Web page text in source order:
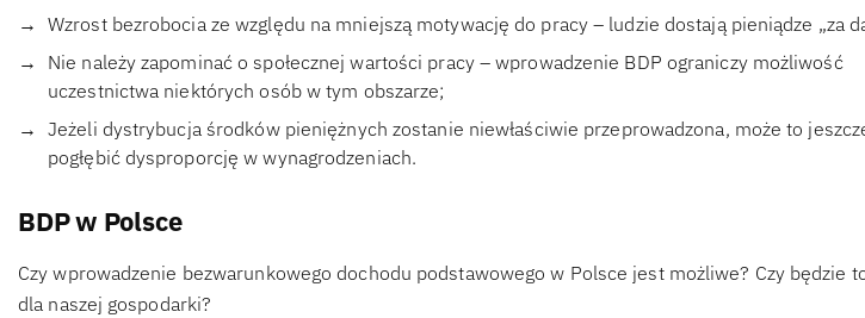
Wzrost bezrobocia ze względu na mniejszą motywację do pracy – ludzie dostają pieniądze „za
Nie należy zapominać o społecznej wartości pracy – wprowadzenie BDP ograniczy możliwość
uczestnictwa niektórych osób w tym obszarze;
Jeżeli dystrybucja środków pieniężnych zostanie niewłaściwie przeprowadzona, może to
pogłębić dysproporcję w wynagrodzeniach.
BDP w Polsce
Czy wprowadzenie bezwarunkowego dochodu podstawowego w Polsce jest możliwe? Czy będzie
dla naszej gospodarki?